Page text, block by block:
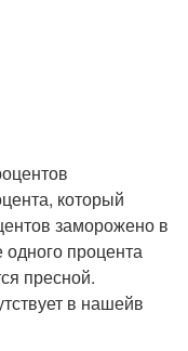
на земле
который
заморожено в
процента
пресной.
в нашейв